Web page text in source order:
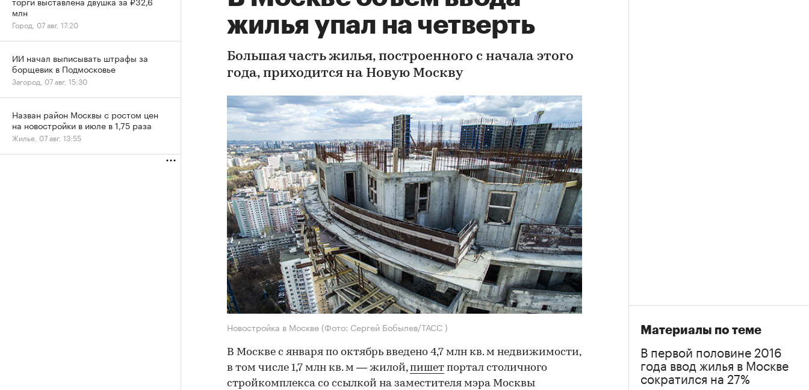
жилья упал на четверть
Большая часть жилья, построенного с начала этого
года, приходится на Новую Москву
Новостройка в Москве (Фото: Сергей Бобылев/ТАСС )
В Москве с января по октябрь введено 4,7 млн кв. м недвижимости,
в том числе 1,7 млн кв. м — жилой,пишет портал столичного
стройкомплекса со ссылкой на заместителя мэра Москвы
Материалы по теме
В первой половине 2016
года ввод жилья в Москве
сократился на 27%
млн
Город, 07 авг, 17:20
ИИ начал выписывать штрафы за
борщевик в Подмосковье
Загород, 07 авг, 15:30
Назван район Москвы с ростом цен
на новостройки в июле в 1,75 раза
Жилье, 07 авг, 13:55